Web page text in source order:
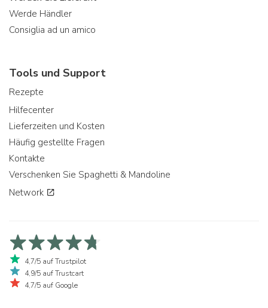
Werde Händler
Consiglia ad un amico
Tools und Support
Rezepte
Hilfecenter
Lieferzeiten und Kosten
Häufig gestellte Fragen
Kontakte
Verschenken Sie Spaghetti & Mandoline
Network
4,7/5 auf Trustpilot
4,9/5 auf Trustcart
4,7/5 auf Google